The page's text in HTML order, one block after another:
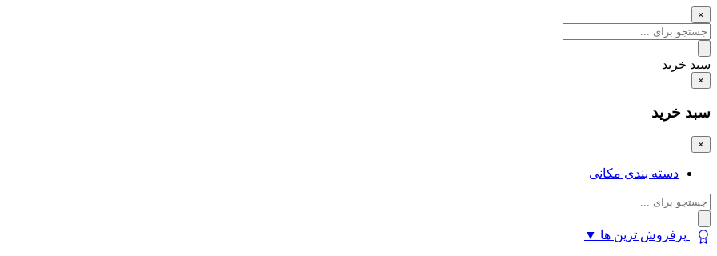
×
سبد خرید
×
سبد خرید
×
دسته بندی مکانی
پرفروش ترین ها ▼